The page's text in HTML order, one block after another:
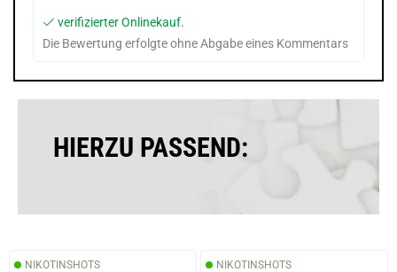
verifizierter Onlinekauf.
Die Bewertung erfolgte ohne Abgabe eines Kommentars
HIERZU PASSEND:
NIKOTINSHOTS NIKOTINSHOTS